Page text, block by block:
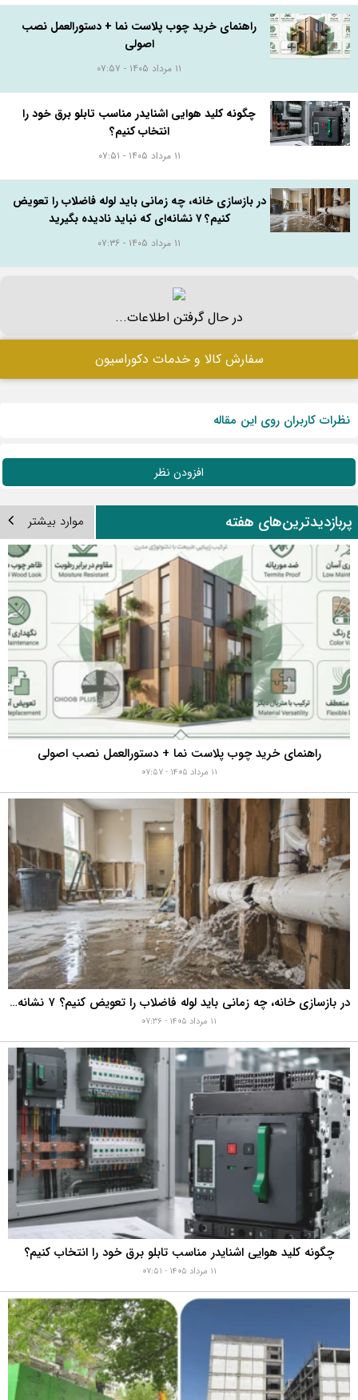
راهنمای خرید چوب پلاست نما + دستورالعمل نصب
اصولی
چگونه کلید هوایی اشنایدر مناسب تابلو برق خود را
انتخاب کنیم؟
در بازسازی خانه، چه زمانی باید لوله فاضلاب را تعویض
کنیم؟ ۷ نشانه‌ای که نباید نادیده بگیرید
در حال گرفتن اطلاعات...
سفارش کالا و خدمات دکوراسیون
نظرات کاربران روی این مقاله
افزودن نظر
هفته موارد بیشتر
راهنمای خرید چوب پلاست نما + دستورالعمل نصب اصولی
در بازسازی خانه، چه زمانی باید لوله فاضلاب را تعویض کنیم؟ ۷ نشانه‌ای که نباید نادیده بگیرید
چگونه کلید هوایی اشنایدر مناسب تابلو برق خود را انتخاب کنیم؟